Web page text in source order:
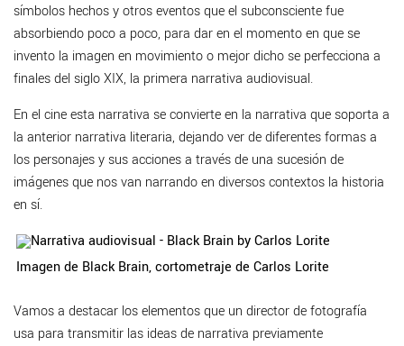
símbolos hechos y otros eventos que el subconsciente fue
absorbiendo poco a poco, para dar en el momento en que se
invento la imagen en movimiento o mejor dicho se perfecciona a
finales del siglo XIX, la primera narrativa audiovisual.
En el cine esta narrativa se convierte en la narrativa que soporta a
la anterior narrativa literaria, dejando ver de diferentes formas a
los personajes y sus acciones a través de una sucesión de
imágenes que nos van narrando en diversos contextos la historia
en sí.
Imagen de Black Brain, cortometraje de Carlos Lorite
Vamos a destacar los elementos que un director de fotografía
usa para transmitir las ideas de narrativa previamente